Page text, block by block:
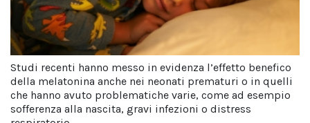
Studi recenti hanno messo in evidenza l’effetto benefico
della melatonina anche nei neonati prematuri o in quelli
che hanno avuto problematiche varie, come ad esempio
sofferenza alla nascita, gravi infezioni o distress